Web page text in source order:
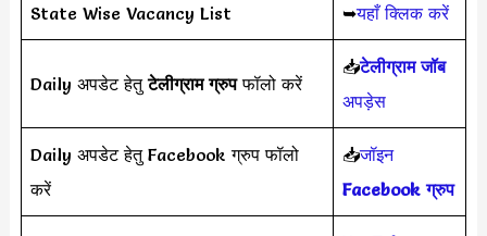
State Wise Vacancy List ➥यहाँ क्लिक करें
Daily अपडेट हेतुटेलीग्राम ग्रुपफॉलो करें
📥टेलीग्राम जॉब
अपड़ेस
Daily अपडेट हेतु Facebook ग्रुप फॉलो
करें
📥जॉइन
Facebook ग्रुप